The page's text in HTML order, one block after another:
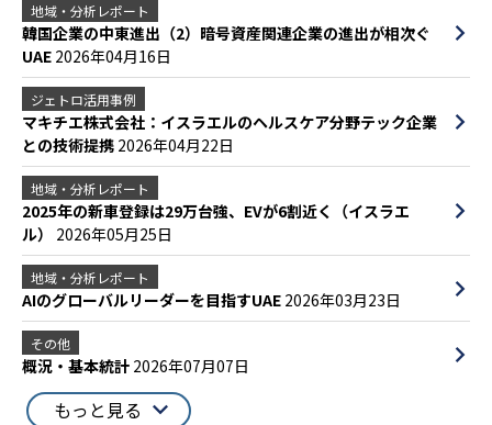
地域・分析レポート
韓国企業の中東進出（2）暗号資産関連企業の進出が相次ぐ
UAE 2026年04月16日
ジェトロ活用事例
マキチエ株式会社：イスラエルのヘルスケア分野テック企業
との技術提携 2026年04月22日
地域・分析レポート
2025年の新車登録は29万台強、EVが6割近く（イスラエ
ル） 2026年05月25日
地域・分析レポート
AIのグローバルリーダーを目指すUAE 2026年03月23日
その他
概況・基本統計 2026年07月07日
もっと見る